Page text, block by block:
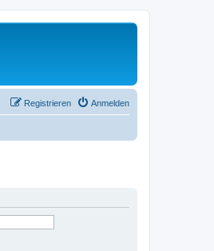
Anmelden
Registrieren